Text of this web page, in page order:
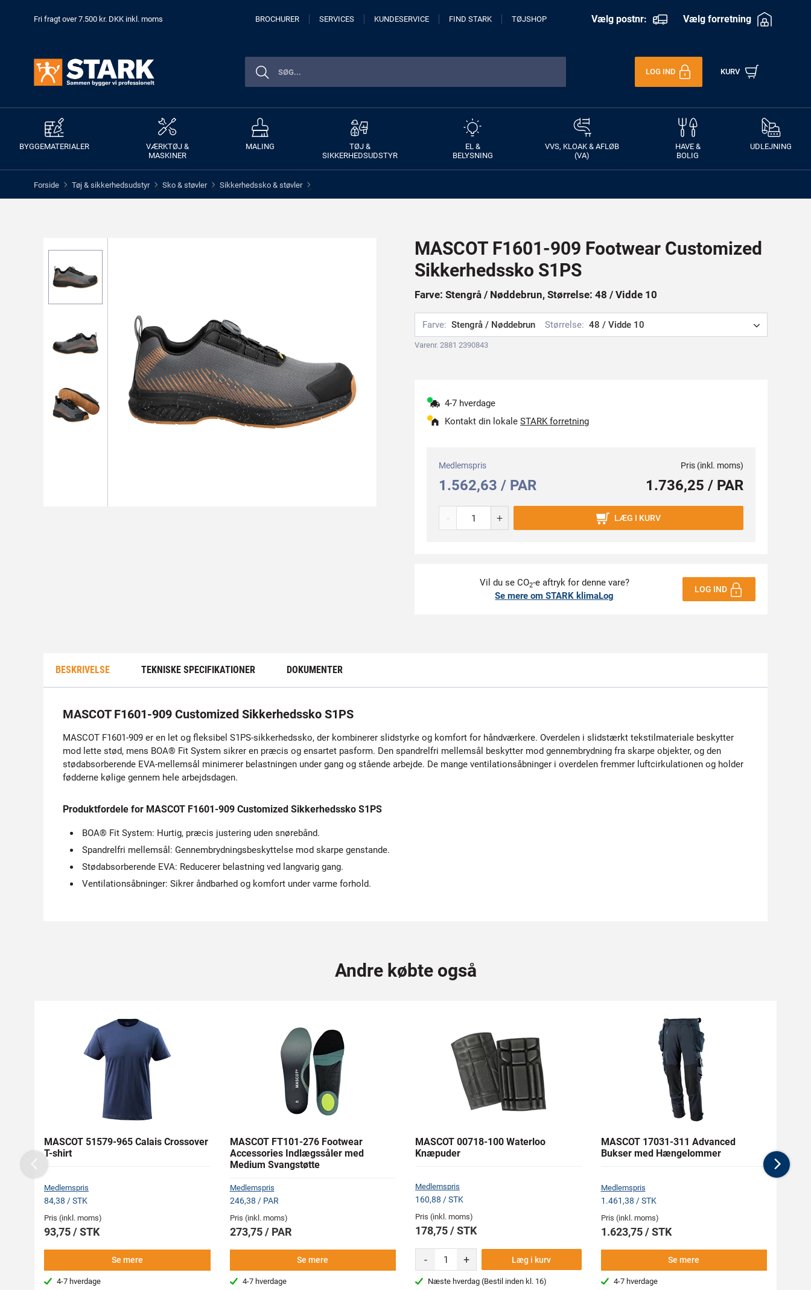
Fri fragt over 7.500 kr. DKK inkl. moms BROCHURER SERVICES KUNDESERVICE FIND STARK TØJSHOP Vælg postnr: Vælg forretning
LOG IND KURV
BYGGEMATERIALER
VÆRKTØJ &
MASKINER
MALING
TØJ &
SIKKERHEDSUDSTYR
EL &
BELYSNING
VVS, KLOAK & AFLØB
(VA)
HAVE &
BOLIG
UDLEJNING
Forside > Tøj & sikkerhedsudstyr > Sko & støvler > Sikkerhedssko & støvler >
MASCOT F1601-909 Footwear Customized
Sikkerhedssko S1PS
Farve: Stengrå / Nøddebrun, Størrelse: 48 / Vidde 10
Farve: Stengrå / Nøddebrun Størrelse: 48 / Vidde 10
Varenr. 2881 2390843
4-7 hverdage
Kontakt din lokale STARK forretning
Medlemspris
1.562,63 / PAR
Pris (inkl. moms)
1.736,25 / PAR
- + LÆG I KURV
Vil du se CO2-e aftryk for denne vare?
Se mere om STARK klimaLog
LOG IND
BESKRIVELSE TEKNISKE SPECIFIKATIONER DOKUMENTER
MASCOT F1601-909 Customized Sikkerhedssko S1PS
MASCOT F1601-909 er en let og fleksibel S1PS-sikkerhedssko, der kombinerer slidstyrke og komfort for håndværkere. Overdelen i slidstærkt tekstilmateriale beskytter
mod lette stød, mens BOA® Fit System sikrer en præcis og ensartet pasform. Den spandrelfri mellemsål beskytter mod gennembrydning fra skarpe objekter, og den
stødabsorberende EVA-mellemsål minimerer belastningen under gang og stående arbejde. De mange ventilationsåbninger i overdelen fremmer luftcirkulationen og holder
fødderne kølige gennem hele arbejdsdagen.
Produktfordele for MASCOT F1601-909 Customized Sikkerhedssko S1PS
BOA® Fit System: Hurtig, præcis justering uden snørebånd.
Spandrelfri mellemsål: Gennembrydningsbeskyttelse mod skarpe genstande.
Stødabsorberende EVA: Reducerer belastning ved langvarig gang.
Ventilationsåbninger: Sikrer åndbarhed og komfort under varme forhold.
Andre købte også
MASCOT 51579-965 Calais Crossover
T-shirt
Medlemspris
84,38 / STK
Pris (inkl. moms)
93,75 / STK
Se mere
4-7 hverdage
MASCOT FT101-276 Footwear
Accessories Indlægssåler med
Medium Svangstøtte
Medlemspris
246,38 / PAR
Pris (inkl. moms)
273,75 / PAR
Se mere
4-7 hverdage
MASCOT 00718-100 Waterloo
Knæpuder
Medlemspris
160,88 / STK
Pris (inkl. moms)
178,75 / STK
- + Læg i kurv
Næste hverdag (Bestil inden kl. 16)
MASCOT 17031-311 Advanced
Bukser med Hængelommer
Medlemspris
1.461,38 / STK
Pris (inkl. moms)
1.623,75 / STK
Se mere
4-7 hverdage
med
Previous